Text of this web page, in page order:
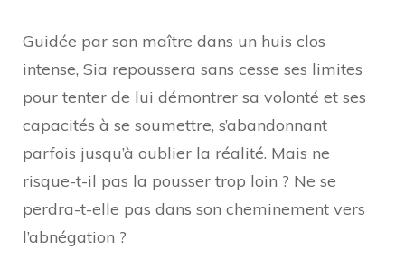
Guidée par son maître dans un huis clos
intense, Sia repoussera sans cesse ses limites
pour tenter de lui démontrer sa volonté et ses
capacités à se soumettre, s’abandonnant
parfois jusqu’à oublier la réalité. Mais ne
risque-t-il pas la pousser trop loin ? Ne se
perdra-t-elle pas dans son cheminement vers
l’abnégation ?